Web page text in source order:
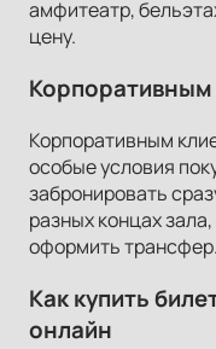
амфитеатр,
цену.
Корпоративным
особые условия
забронировать
разных концах
оформить трансфер.
Как купить
онлайн